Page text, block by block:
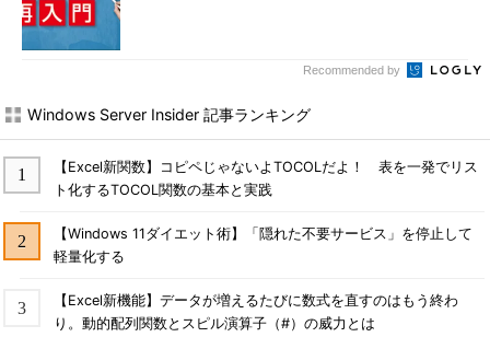
Recommended by
Windows Server Insider 記事ランキング
【Excel新関数】コピペじゃないよTOCOLだよ！ 表を一発でリス
ト化するTOCOL関数の基本と実践
【Windows 11ダイエット術】「隠れた不要サービス」を停止して
軽量化する
【Excel新機能】データが増えるたびに数式を直すのはもう終わ
り。動的配列関数とスピル演算子（#）の威力とは